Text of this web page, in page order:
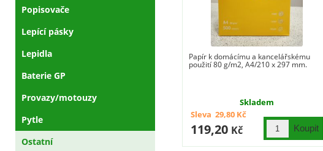
Papír k domácímu a kancelářskému
použití 80 g/m2, A4/210 x 297 mm.
Skladem
119,20 Kč
Sleva 29,80 Kč
Popisovače
Lepící pásky
Lepidla
Baterie GP
Provazy/motouzy
Pytle
Ostatní